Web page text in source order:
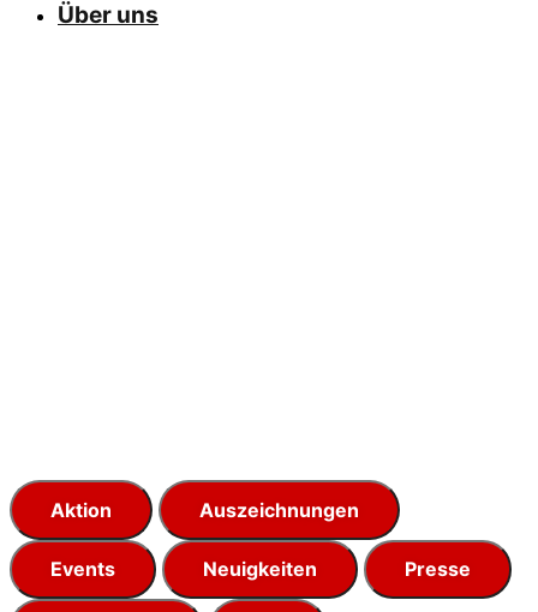
Über uns
Aktion Auszeichnungen
Events Neuigkeiten Presse